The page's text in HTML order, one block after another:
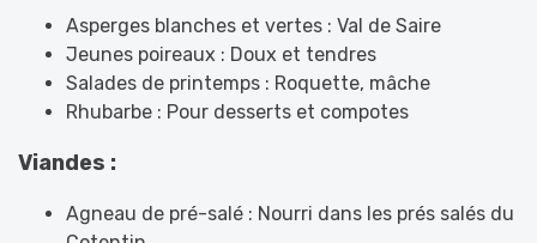
Asperges blanches et vertes : Val de Saire
Jeunes poireaux : Doux et tendres
Salades de printemps : Roquette, mâche
Rhubarbe : Pour desserts et compotes
Viandes :
Agneau de pré-salé : Nourri dans les prés salés du